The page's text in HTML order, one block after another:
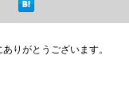
りがとうございます。